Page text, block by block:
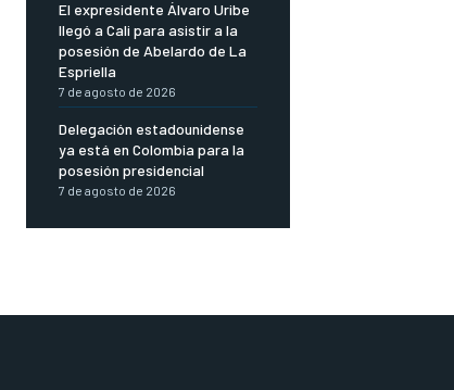
El expresidente Álvaro Uribe
llegó a Cali para asistir a la
posesión de Abelardo de La
Espriella
7 de agosto de 2026
Delegación estadounidense
ya está en Colombia para la
posesión presidencial
7 de agosto de 2026